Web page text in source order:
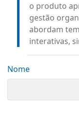
o produto
gestão
abordam
interativas,
Nome